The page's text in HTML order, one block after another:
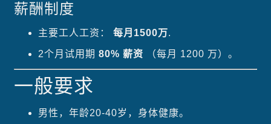
薪酬制度
主要工人工资：每月1500万.
2个月试用期80% 薪资 （每月 1200 万）。
一般要求
男性，年龄20-40岁，身体健康。